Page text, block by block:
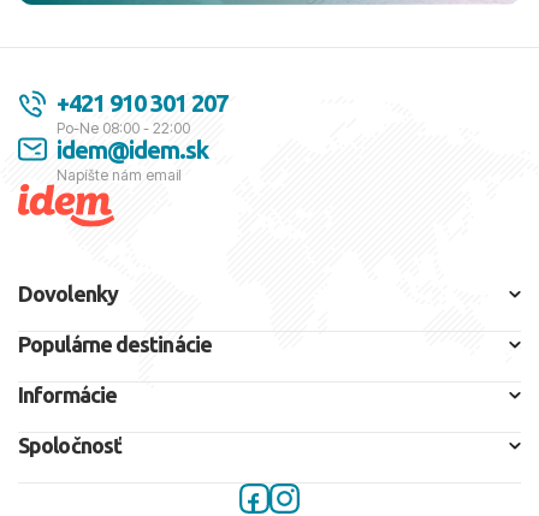
+421 910 301 207
Po-Ne 08:00 - 22:00
idem@idem.sk
Napíšte nám email
Dovolenky
Populárne destinácie
Informácie
Spoločnosť